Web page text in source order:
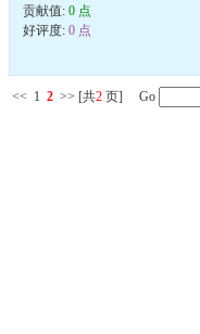
贡献值: 0 点
好评度: 0 点
<< 1 2 >> [共2 页] Go